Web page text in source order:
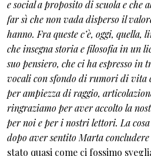
e social a proposito di scuola e che
far sì che non vada disperso il
hanno. Fra queste c’è, oggi,
che insegna storia e filosofia in un
suo pensiero, che ci ha espresso in
vocali con sfondo di rumori di vita
per ampiezza di raggio,
ringraziamo per aver accolto la
per noi e per i nostri lettori. La
dopo aver sentito Marta
stato quasi come ci fossimo